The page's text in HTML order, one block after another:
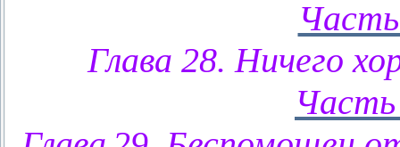
Глава 28. Ничего